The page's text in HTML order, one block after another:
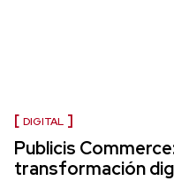
DIGITAL
Publicis
transformación